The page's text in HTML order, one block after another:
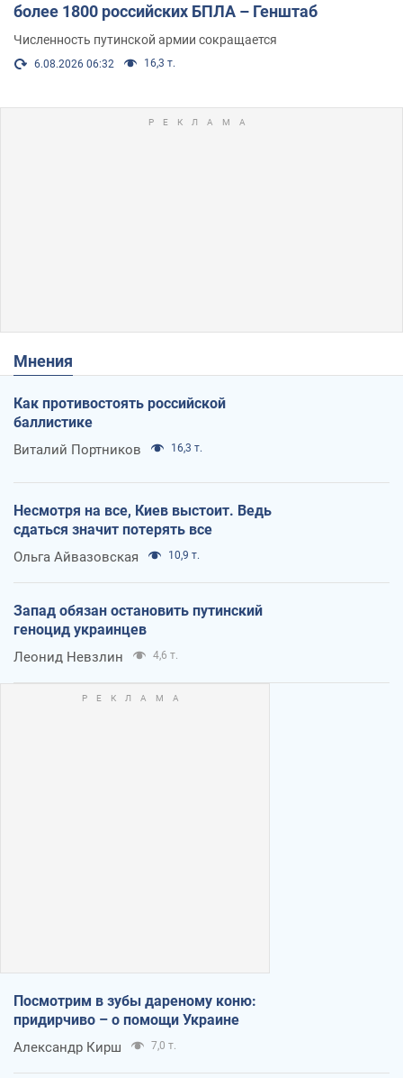
более 1800 российских БПЛА – Генштаб
Численность путинской армии сокращается
6.08.2026 06:32 16,3 т.
Мнения
Как противостоять российской
баллистике
Виталий Портников 16,3 т.
Несмотря на все, Киев выстоит. Ведь
сдаться значит потерять все
Ольга Айвазовская 10,9 т.
Запад обязан остановить путинский
геноцид украинцев
Леонид Невзлин 4,6 т.
Посмотрим в зубы дареному коню:
придирчиво – о помощи Украине
Александр Кирш 7,0 т.